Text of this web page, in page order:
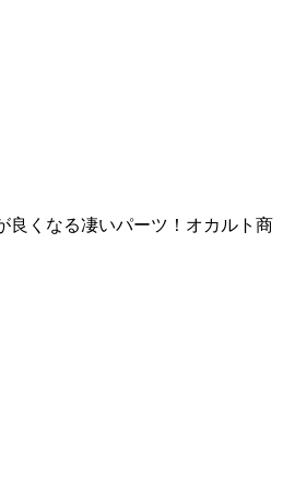
くなる凄いパーツ！オカルト商